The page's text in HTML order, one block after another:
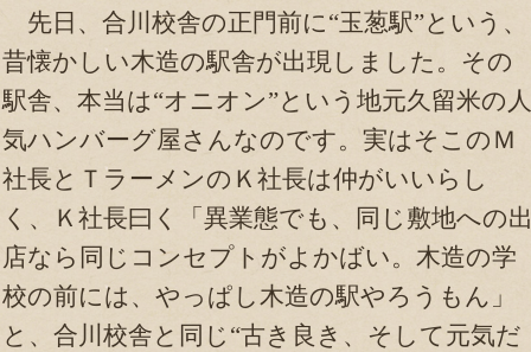
先日、合川校舎の正門前に“玉葱駅”という、
昔懐かしい木造の駅舎が出現しました。その
駅舎、本当は“オニオン”という地元久留米の人
気ハンバーグ屋さんなのです。実はそこのＭ
社長とＴラーメンのＫ社長は仲がいいらし
く、Ｋ社長曰く「異業態でも、同じ敷地への
店なら同じコンセプトがよかばい。木造の学
校の前には、やっぱし木造の駅やろうもん」
と、合川校舎と同じ“古き良き、そして元気だ